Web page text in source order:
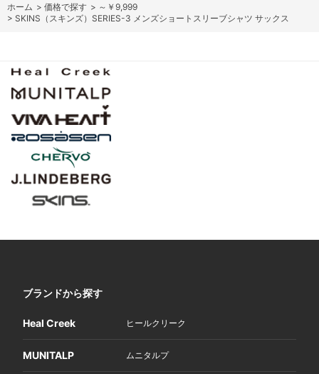
ホーム > 価格で探す > ～￥9,999
> SKINS（スキンズ）SERIES-3 メンズショートスリーブシャツ サックス
ブランドから探す
Heal Creek ヒールクリーク
MUNITALP ムニタルプ